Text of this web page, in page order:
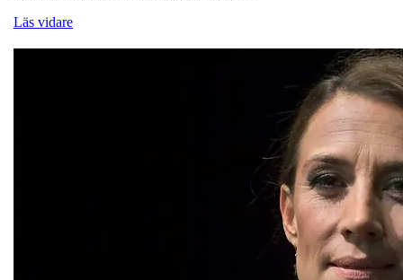
Läs vidare